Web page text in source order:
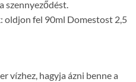
oldjon fel 90ml Domestost 2,5
vízhez, hagyja ázni benne a